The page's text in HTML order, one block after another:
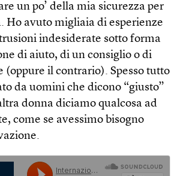
un po’ della mia sicurezza per
Ho avuto migliaia di esperienze
indesiderate sotto forma
di aiuto, di un consiglio o di
(oppure il contrario). Spesso tutto
da uomini che dicono “giusto”
donna diciamo qualcosa ad
come se avessimo bisogno